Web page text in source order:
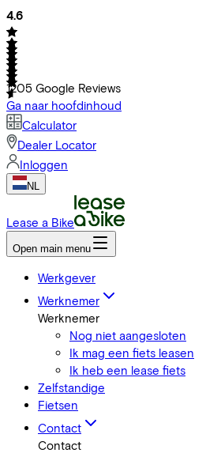
4.6
1205 Google Reviews
Ga naar hoofdinhoud
Calculator
Dealer Locator
Inloggen
NL
Lease a Bike
Open main menu
Werkgever
Werknemer
Werknemer
Nog niet aangesloten
Ik mag een fiets leasen
Ik heb een lease fiets
Zelfstandige
Fietsen
Contact
Contact